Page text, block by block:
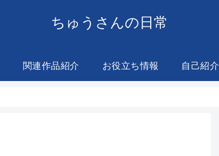
ちゅうさんの日常
関連作品紹介 お役立ち情報 自己紹介